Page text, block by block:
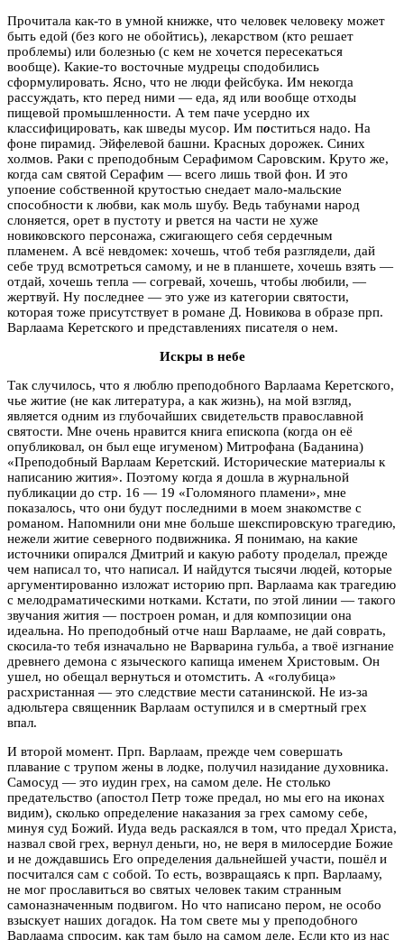
Прочитала как-то в умной книжке, что человек человеку может
быть едой (без кого не обойтись), лекарством (кто решает
проблемы) или болезнью (с кем не хочется пересекаться
вообще). Какие-то восточные мудрецы сподобились
сформулировать. Ясно, что не люди фейсбука. Им некогда
рассуждать, кто перед ними — еда, яд или вообще отходы
пищевой промышленности. А тем паче усердно их
классифицировать, как шведы мусор. Им поститься надо. На
фоне пирамид. Эйфелевой башни. Красных дорожек. Синих
холмов. Раки с преподобным Серафимом Саровским. Круто же,
когда сам святой Серафим — всего лишь твой фон. И это
упоение собственной крутостью снедает мало-мальские
способности к любви, как моль шубу. Ведь табунами народ
слоняется, орет в пустоту и рвется на части не хуже
новиковского персонажа, сжигающего себя сердечным
пламенем. А всё невдомек: хочешь, чтоб тебя разглядели, дай
себе труд всмотреться самому, и не в планшете, хочешь взять —
отдай, хочешь тепла — согревай, хочешь, чтобы любили, —
жертвуй. Ну последнее — это уже из категории святости,
которая тоже присутствует в романе Д. Новикова в образе прп.
Варлаама Керетского и представлениях писателя о нем.
Искры в небе
Так случилось, что я люблю преподобного Варлаама Керетского,
чье житие (не как литература, а как жизнь), на мой взгляд,
является одним из глубочайших свидетельств православной
святости. Мне очень нравится книга епископа (когда он её
опубликовал, он был еще игуменом) Митрофана (Баданина)
«Преподобный Варлаам Керетский. Исторические материалы к
написанию жития». Поэтому когда я дошла в журнальной
публикации до стр. 16 — 19 «Голомяного пламени», мне
показалось, что они будут последними в моем знакомстве с
романом. Напомнили они мне больше шекспировскую трагедию,
нежели житие северного подвижника. Я понимаю, на какие
источники опирался Дмитрий и какую работу проделал, прежде
чем написал то, что написал. И найдутся тысячи людей, которые
аргументированно изложат историю прп. Варлаама как трагедию
с мелодраматическими нотками. Кстати, по этой линии — такого
звучания жития — построен роман, и для композиции она
идеальна. Но преподобный отче наш Варлааме, не дай соврать,
скосила-то тебя изначально не Варварина гульба, а твоё изгнание
древнего демона с языческого капища именем Христовым. Он
ушел, но обещал вернуться и отомстить. А «голубица»
расхристанная — это следствие мести сатанинской. Не из-за
адюльтера священник Варлаам оступился и в смертный грех
впал.
И второй момент. Прп. Варлаам, прежде чем совершать
плавание с трупом жены в лодке, получил назидание духовника.
Самосуд — это иудин грех, на самом деле. Не столько
предательство (апостол Петр тоже предал, но мы его на иконах
видим), сколько определение наказания за грех самому себе,
минуя суд Божий. Иуда ведь раскаялся в том, что предал Христа,
назвал свой грех, вернул деньги, но, не веря в милосердие Божие
и не дождавшись Его определения дальнейшей участи, пошёл и
посчитался сам с собой. То есть, возвращаясь к прп. Варлааму,
не мог прославиться во святых человек таким странным
самоназначенным подвигом. Но что написано пером, не особо
взыскует наших догадок. На том свете мы у преподобного
Варлаама спросим, как там было на самом деле. Если кто из нас